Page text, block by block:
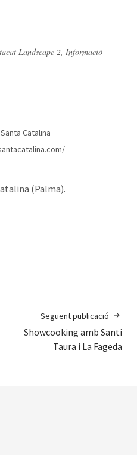
Landscape 2, Informació
Catalina
(Palma).
Següent publicació
Showcooking amb Santi
Taura i La Fageda